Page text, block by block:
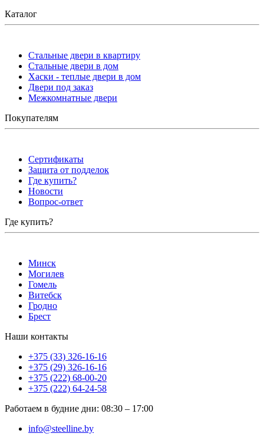
Каталог
Стальные двери в квартиру
Стальные двери в дом
Хаски - теплые двери в дом
Двери под заказ
Межкомнатные двери
Покупателям
Сертификаты
Защита от подделок
Где купить?
Новости
Вопрос-ответ
Где купить?
Минск
Могилев
Гомель
Витебск
Гродно
Брест
Наши контакты
+375 (33) 326-16-16
+375 (29) 326-16-16
+375 (222) 68-00-20
+375 (222) 64-24-58
Работаем в будние дни: 08:30 – 17:00
info@steelline.by